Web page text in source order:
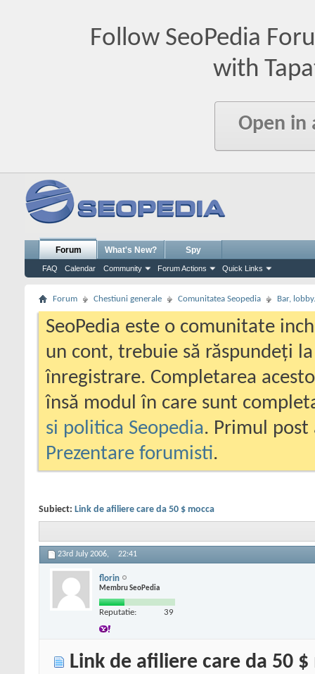
Follow SeoPedia
with
Open in
Forum
FAQ Calendar Community Forum Actions Quick Links
What's New? Spy
Forum Chestiuni generale Comunitatea Seopedia Bar,
SeoPedia este o comunitate
un cont, trebuie să răspundeți
înregistrare. Completarea
însă modul în care sunt
si politica Seopedia. Primul
Prezentare forumisti.
Subiect: Link de afiliere care da 50 $ mocca
23rd July 2006, 22:41
florin
Membru SeoPedia
Reputatie: 39
Link de afiliere care da 50 $